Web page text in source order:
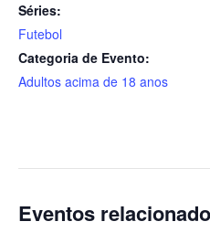
Séries:
Futebol
Categoria de Evento:
Adultos acima de 18 anos
Eventos